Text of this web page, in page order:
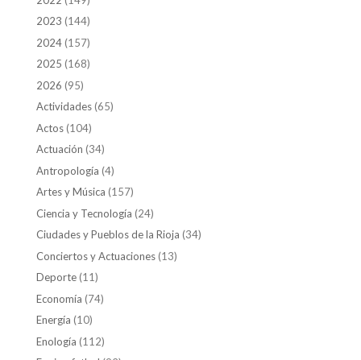
2023 (144)
2024(157)
2025 (168)
2026 (95)
Actividades(65)
Actos(104)
Actuación (34)
Antropología (4)
Artes y Música (157)
Ciencia y Tecnología (24)
Ciudades y Pueblos de la Rioja (34)
Conciertos y Actuaciones(13)
Deporte(11)
Economía (74)
Energía (10)
Enología (112)